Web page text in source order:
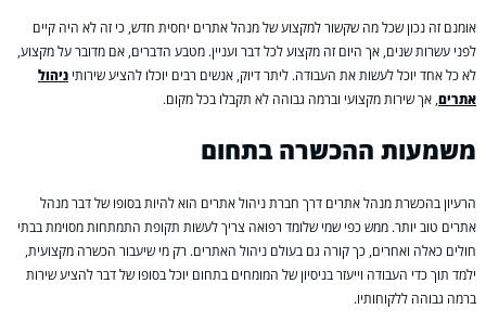
אומנם זה נכון שכל מה שקשור למקצוע של מנהל אתרים יחסית חדש, כי זה לא היה קיים
לפני עשרות שנים, אך היום זה מקצוע לכל דבר ועניין. מטבע הדברים, אם מדובר על מקצוע,
לא כל אחד יוכל לעשות את העבודה. ליתר דיוק, אנשים רבים יוכלו להציע שירותי ניהול
אתרים, אך שירות מקצועי וברמה גבוהה לא תקבלו בכל מקום.
משמעות ההכשרה בתחום
הרעיון בהכשרת מנהל אתרים דרך חברת ניהול אתרים הוא להיות בסופו של דבר מנהל
אתרים טוב יותר. ממש כפי שמי שלומד רפואה צריך לעשות תקופת התמתחות מסוימת בבתי
חולים כאלה ואחרים, כך קורה גם בעולם ניהול האתרים. רק מי שיעבור הכשרה מקצועית,
ילמד תוך כדי העבודה וייעזר בניסיון של המומחים בתחום יוכל בסופו של דבר להציע שירות
ברמה גבוהה ללקוחותיו.